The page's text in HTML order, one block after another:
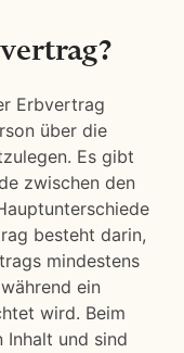
Erbvertrag
über die
Es gibt
zwischen den
besteht darin,
mindestens
ein
wird. Beim
Inhalt und sind